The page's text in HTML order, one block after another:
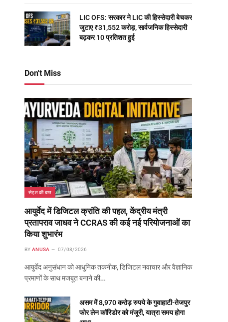
LIC OFS: सरकार ने LIC की हिस्सेदारी बेचकर
जुटाए ₹31,552 करोड़, सार्वजनिक हिस्सेदारी
बढ़कर 10 प्रतिशत हुई
Don't Miss
सेहत की बात
आयुर्वेद में डिजिटल क्रांति की पहल, केंद्रीय मंत्री
प्रतापराव जाधव ने CCRAS की कई नई परियोजनाओं का
किया शुभारंभ
BY ANUSA 07/08/2026
आयुर्वेद अनुसंधान को आधुनिक तकनीक, डिजिटल नवाचार और वैज्ञानिक
प्रमाणों के साथ मजबूत बनाने की…
असम में 8,970 करोड़ रुपये के गुवाहाटी-तेजपुर
फोर लेन कॉरिडोर को मंजूरी, यात्रा समय होगा